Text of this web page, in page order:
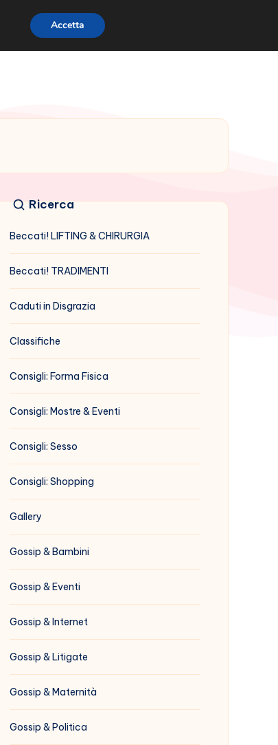
Ricerca
Beccati! LIFTING & CHIRURGIA
Beccati! TRADIMENTI
Caduti in Disgrazia
Classifiche
Consigli: Forma Fisica
Consigli: Mostre & Eventi
Consigli: Sesso
Consigli: Shopping
Gallery
Gossip & Bambini
Gossip & Eventi
Gossip & Internet
Gossip & Litigate
Gossip & Maternità
Gossip & Politica
Accetta